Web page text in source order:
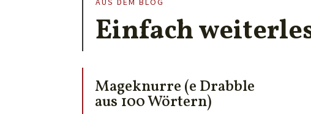
Einfach
Mageknurre (e Drabble
aus 100 Wörtern)